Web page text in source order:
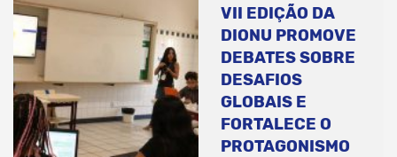
VII EDIÇÃO DA
DIONU PROMOVE
DEBATES SOBRE
DESAFIOS
GLOBAIS E
FORTALECE O
PROTAGONISMO